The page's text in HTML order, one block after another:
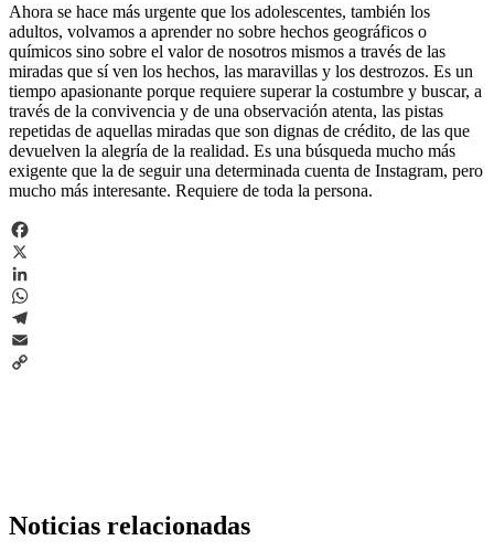
Ahora se hace más urgente que los adolescentes, también los
adultos, volvamos a aprender no sobre hechos geográficos o
químicos sino sobre el valor de nosotros mismos a través de las
miradas que sí ven los hechos, las maravillas y los destrozos. Es un
tiempo apasionante porque requiere superar la costumbre y buscar, a
través de la convivencia y de una observación atenta, las pistas
repetidas de aquellas miradas que son dignas de crédito, de las que
devuelven la alegría de la realidad. Es una búsqueda mucho más
exigente que la de seguir una determinada cuenta de Instagram, pero
mucho más interesante. Requiere de toda la persona.
Facebook
X
LinkedIn
WhatsApp
Telegram
Email
Noticias relacionadas